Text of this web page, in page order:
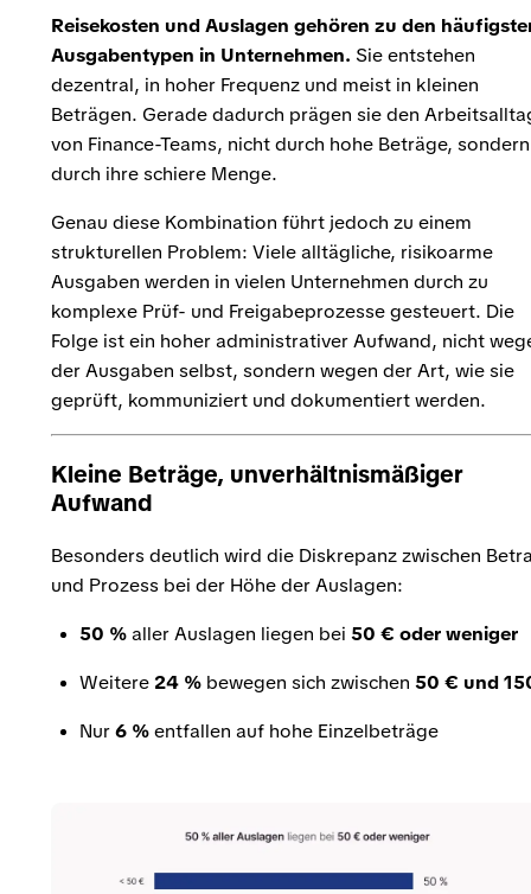
Reisekosten und Auslagen gehören zu den
Ausgabentypen in Unternehmen. Sie entstehen
dezentral, in hoher Frequenz und meist in kleinen
Beträgen. Gerade dadurch prägen sie den
von Finance-Teams, nicht durch hohe Beträge, sondern
durch ihre schiere Menge.
Genau diese Kombination führt jedoch zu einem
strukturellen Problem: Viele alltägliche, risikoarme
Ausgaben werden in vielen Unternehmen durch zu
komplexe Prüf- und Freigabeprozesse gesteuert. Die
Folge ist ein hoher administrativer Aufwand, nicht
der Ausgaben selbst, sondern wegen der Art, wie sie
geprüft, kommuniziert und dokumentiert werden.
Kleine Beträge, unverhältnismäßiger
Aufwand
Besonders deutlich wird die Diskrepanz zwischen
und Prozess bei der Höhe der Auslagen:
50 %aller Auslagen liegen bei 50 € oder weniger
Weitere 24 % bewegen sich zwischen 50 € und
Nur6 %entfallen auf hohe Einzelbeträge